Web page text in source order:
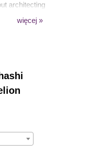
architecting
big data
and
więcej »